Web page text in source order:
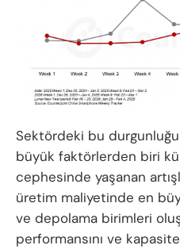
Sektördeki bu
büyük faktörlerden biri
cephesinde yaşanan
üretim maliyetinde en
ve depolama birimleri
performansını ve